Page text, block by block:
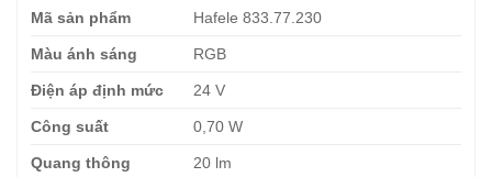
Mã sản phẩm Hafele 833.77.230
Màu ánh sáng RGB
Điện áp định mức 24 V
Công suất 0,70 W
Quang thông 20 lm